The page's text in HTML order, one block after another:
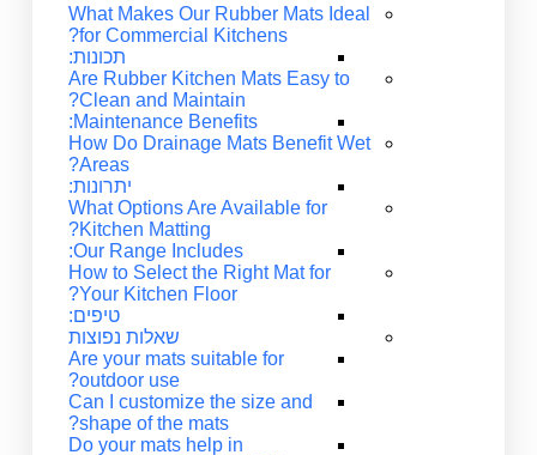
What Makes Our Rubber Mats Ideal
for Commercial Kitchens?
תכונות:
Are Rubber Kitchen Mats Easy to
Clean and Maintain?
Maintenance Benefits:
How Do Drainage Mats Benefit Wet
Areas?
יתרונות:
What Options Are Available for
Kitchen Matting?
Our Range Includes:
How to Select the Right Mat for
Your Kitchen Floor?
טיפים:
שאלות נפוצות
Are your mats suitable for
outdoor use?
Can I customize the size and
shape of the mats?
Do your mats help in